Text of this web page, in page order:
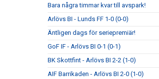
Bara några timmar kvar till avspark!
Arlövs BI - Lunds FF 1-0 (0-0)
Äntligen dags för seriepremiär!
GoF IF - Arlövs BI 0-1 (0-1)
BK Skottfint - Arlövs BI 2-2 (1-0)
AIF Barrikaden - Arlövs BI 2-0 (1-0)